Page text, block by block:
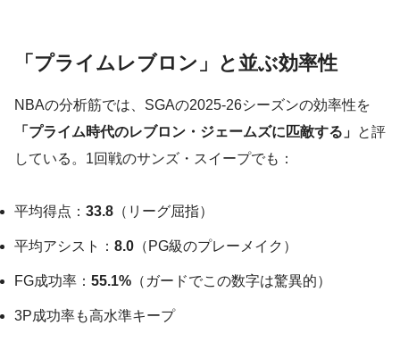
「プライムレブロン」と並ぶ効率性
NBAの分析筋では、SGAの2025-26シーズンの効率性を
「プライム時代のレブロン・ジェームズに匹敵する」 と評
している。1回戦のサンズ・スイープでも：
平均得点： 33.8 （リーグ屈指）
平均アシスト： 8.0 （PG級のプレーメイク）
FG成功率： 55.1% （ガードでこの数字は驚異的）
3P成功率も高水準キープ